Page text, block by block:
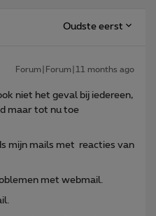
Oudste eerst
Forum|Forum|11 months ago
niet het geval bij iedereen,
maar tot nu toe
mijn mails met reacties van
met webmail.